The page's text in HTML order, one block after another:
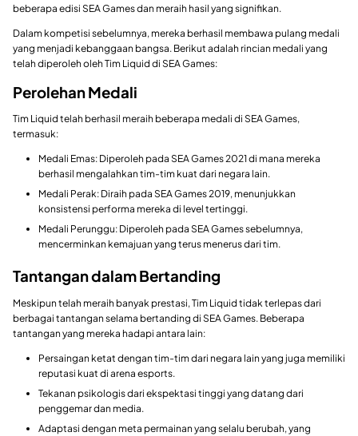
beberapa edisi SEA Games dan meraih hasil yang signifikan.
Dalam kompetisi sebelumnya, mereka berhasil membawa pulang medali
yang menjadi kebanggaan bangsa. Berikut adalah rincian medali yang
telah diperoleh oleh Tim Liquid di SEA Games:
Perolehan Medali
Tim Liquid telah berhasil meraih beberapa medali di SEA Games,
termasuk:
Medali Emas: Diperoleh pada SEA Games 2021 di mana mereka
berhasil mengalahkan tim-tim kuat dari negara lain.
Medali Perak: Diraih pada SEA Games 2019, menunjukkan
konsistensi performa mereka di level tertinggi.
Medali Perunggu: Diperoleh pada SEA Games sebelumnya,
mencerminkan kemajuan yang terus menerus dari tim.
Tantangan dalam Bertanding
Meskipun telah meraih banyak prestasi, Tim Liquid tidak terlepas dari
berbagai tantangan selama bertanding di SEA Games. Beberapa
tantangan yang mereka hadapi antara lain:
Persaingan ketat dengan tim-tim dari negara lain yang juga memiliki
reputasi kuat di arena esports.
Tekanan psikologis dari ekspektasi tinggi yang datang dari
penggemar dan media.
Adaptasi dengan meta permainan yang selalu berubah, yang